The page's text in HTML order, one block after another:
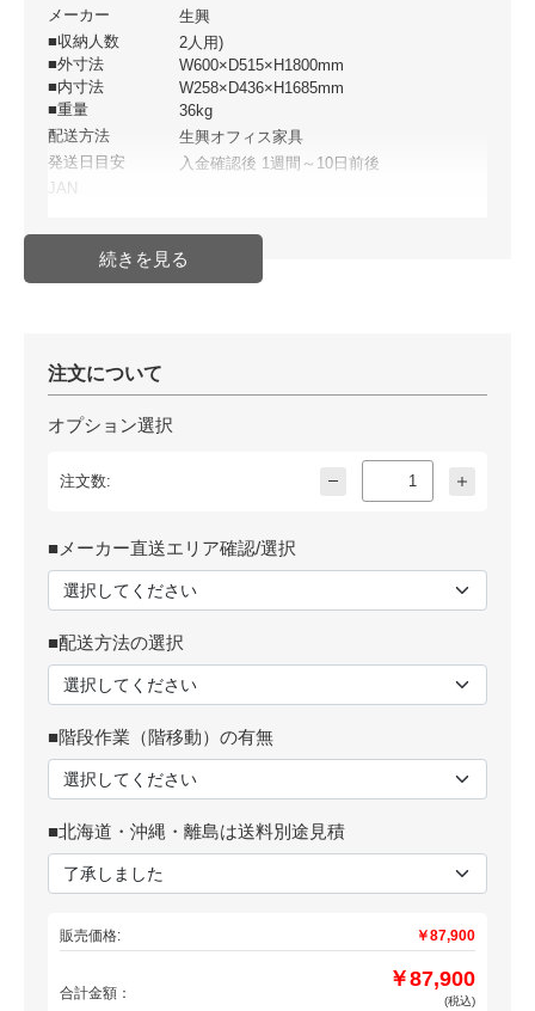
メーカー
生興
■収納人数
2人用)
■外寸法
W600×D515×H1800mm
■内寸法
W258×D436×H1685mm
■重量
36kg
配送方法
生興オフィス家具
発送日目安
入金確認後 1週間～10日前後
JAN
注文について
オプション選択
注文数:
■メーカー直送エリア確認/選択
■配送方法の選択
■階段作業（階移動）の有無
■北海道・沖縄・離島は送料別途見積
販売価格: ￥87,900
合計金額：
￥87,900
(税込)